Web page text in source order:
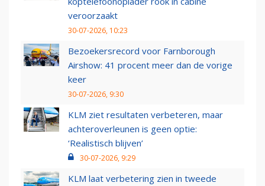
veroorzaakt
30-07-2026, 10:23
Bezoekersrecord voor Farnborough
Airshow: 41 procent meer dan de vorige
keer
30-07-2026, 9:30
KLM ziet resultaten verbeteren, maar
achteroverleunen is geen optie:
‘Realistisch blijven’
30-07-2026, 9:29
KLM laat verbetering zien in tweede